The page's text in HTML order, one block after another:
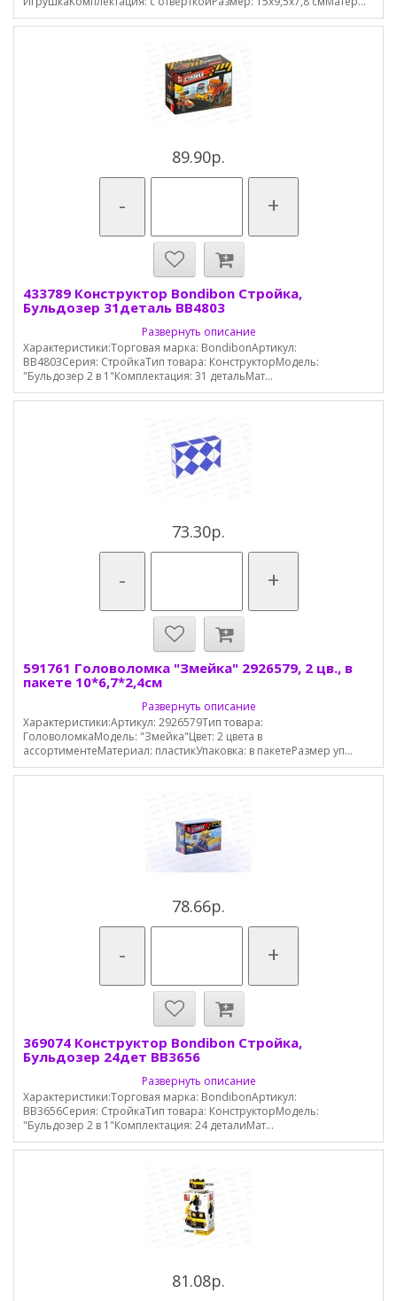
89.90р.
- +
433789 Конструктор Bondibon Стройка,
Бульдозер 31деталь ВВ4803
Развернуть описание
Характеристики:Торговая марка: BondibonАртикул:
ВВ4803Серия: СтройкаТип товара: КонструкторМодель:
"Бульдозер 2 в 1"Комплектация: 31 детальМат...
73.30р.
- +
591761 Головоломка "Змейка" 2926579, 2 цв., в
пакете 10*6,7*2,4см
Развернуть описание
Характеристики:Артикул: 2926579Тип товара:
ГоловоломкаМодель: "Змейка"Цвет: 2 цвета в
ассортиментеМатериал: пластикУпаковка: в пакетеРазмер уп...
78.66р.
- +
369074 Конструктор Bondibon Стройка,
Бульдозер 24дет ВВ3656
Развернуть описание
Характеристики:Торговая марка: BondibonАртикул:
ВВ3656Серия: СтройкаТип товара: КонструкторМодель:
"Бульдозер 2 в 1"Комплектация: 24 деталиМат...
81.08р.